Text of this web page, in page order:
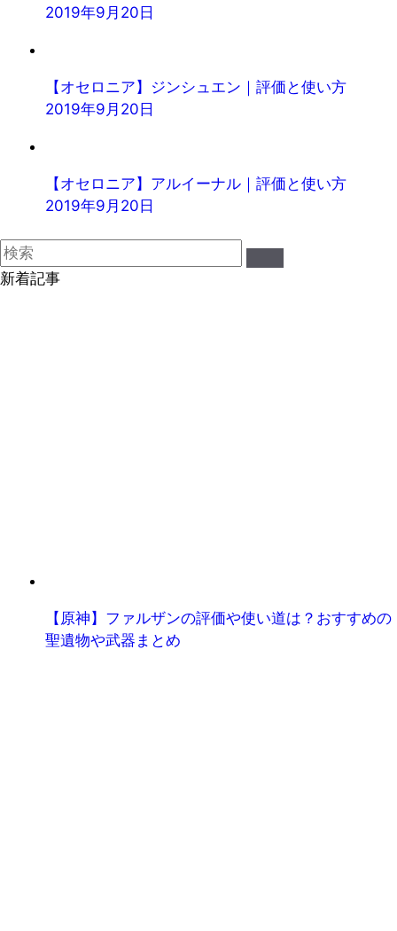
2019年9月20日
【オセロニア】ジンシュエン｜評価と使い方
2019年9月20日
【オセロニア】アルイーナル｜評価と使い方
2019年9月20日
新着記事
【原神】ファルザンの評価や使い道は？おすすめの
聖遺物や武器まとめ